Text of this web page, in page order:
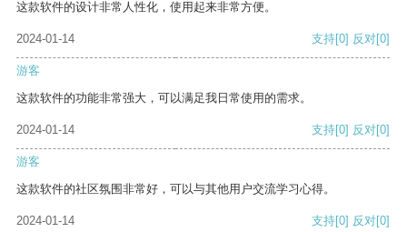
这款软件的设计非常人性化，使用起来非常方便。
2024-01-14 支持[0] 反对[0]
游客
这款软件的功能非常强大，可以满足我日常使用的需求。
2024-01-14 支持[0] 反对[0]
游客
这款软件的社区氛围非常好，可以与其他用户交流学习心得。
2024-01-14 支持[0] 反对[0]